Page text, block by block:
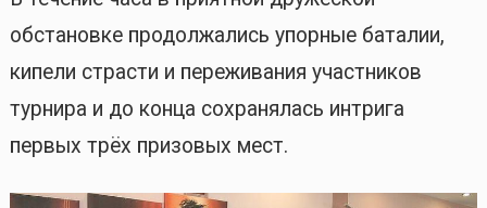
обстановке продолжались упорные баталии,
кипели страсти и переживания участников
турнира и до конца сохранялась интрига
первых трёх призовых мест.